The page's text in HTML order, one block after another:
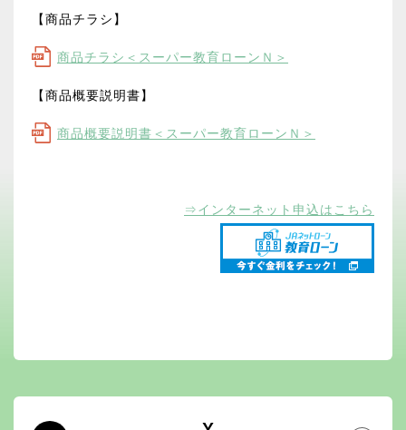
【商品チラシ】
商品チラシ＜スーパー教育ローンＮ＞
【商品概要説明書】
商品概要説明書＜スーパー教育ローンＮ＞
⇒インターネット申込はこちら